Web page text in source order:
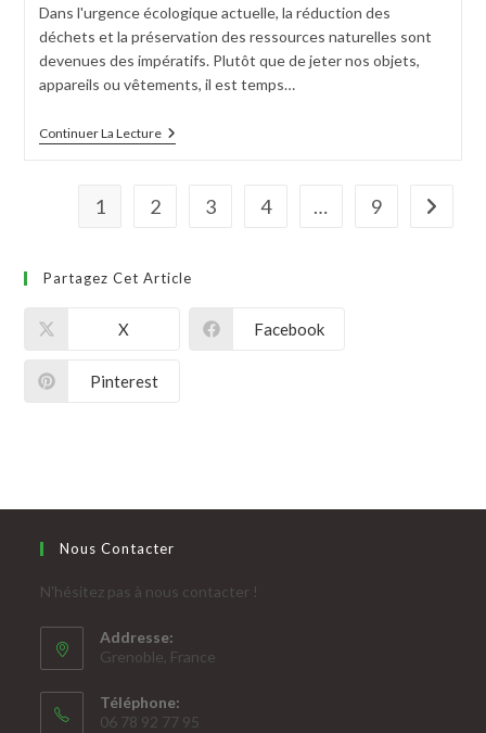
Dans l'urgence écologique actuelle, la réduction des
déchets et la préservation des ressources naturelles sont
devenues des impératifs. Plutôt que de jeter nos objets,
appareils ou vêtements, il est temps…
Continuer La Lecture
1 2 3 4 … 9
Partagez Cet Article
X Facebook
Pinterest
Nous Contacter
N'hésitez pas à nous contacter !
Addresse:
Grenoble, France
Téléphone:
06 78 92 77 95